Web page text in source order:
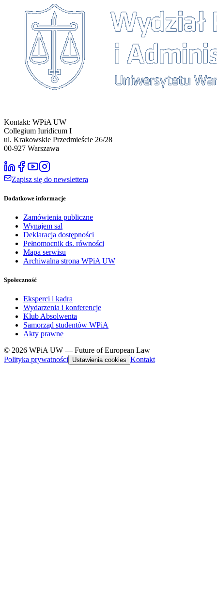
Kontakt: WPiA UW
Collegium Iuridicum I
ul. Krakowskie Przedmieście 26/28
00-927 Warszawa
Zapisz się do newslettera
Dodatkowe informacje
Zamówienia publiczne
Wynajem sal
Deklaracja dostępności
Pełnomocnik ds. równości
Mapa serwisu
Archiwalna strona WPiA UW
Społeczność
Eksperci i kadra
Wydarzenia i konferencje
Klub Absolwenta
Samorząd studentów WPiA
Akty prawne
© 2026 WPiA UW — Future of European Law
Polityka prywatności Ustawienia cookies Kontakt